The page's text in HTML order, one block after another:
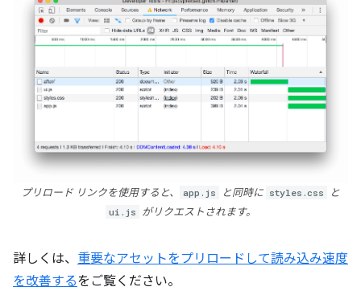
プリロード リンクを使用すると、 app.js と同時に styles.css と
ui.js がリクエストされます。
詳しくは、 重要なアセットをプリロードして読み込み速度
を改善するをご覧ください。